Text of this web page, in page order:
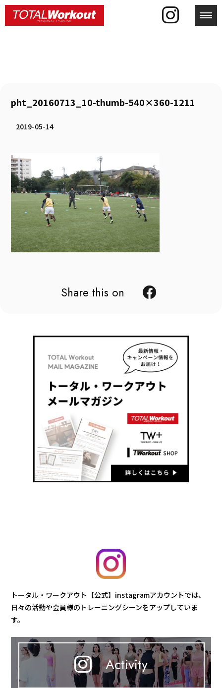
pht_20160713_10-thumb-540×360-1211
2019-05-14
Share this on
トータル・ワークアウト【公式】instagramアカウントでは、
日々の活動や会員様のトレーニングシーンをアップしていま
す。
Activity